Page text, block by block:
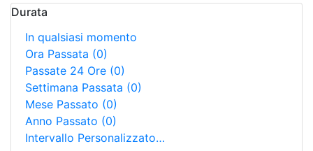
Durata
In qualsiasi momento
Ora Passata (0)
Passate 24 Ore (0)
Settimana Passata (0)
Mese Passato (0)
Anno Passato (0)
Intervallo Personalizzato…